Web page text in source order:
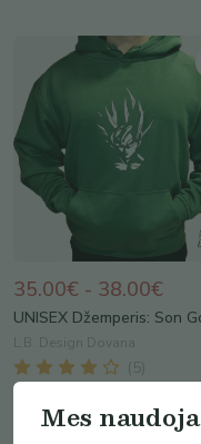
35.00€ - 38.00€
UNISEX Džemperis: Son
L.B. Design Dovana
( 5
Mes